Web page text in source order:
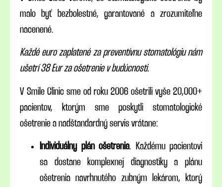
malo byť bezbolestné, garantované a zrozumiteľne
nacenené.
Každé euro zaplatené za preventívnu stomatológiu nám
ušetrí 38 Eur za ošetrenie v budúcnosti.
V Smile Clinic sme od roku 2006 ošetrili vyše 20,000+
pacientov, ktorým sme poskytli stomatologické
ošetrenie a nadštandardný servis vrátane:
Individuálny plán ošetrenia. Každému pacientovi
sa dostane komplexnej diagnostiky a plánu
ošetrenia navrhnutého zubným lekárom, ktorý